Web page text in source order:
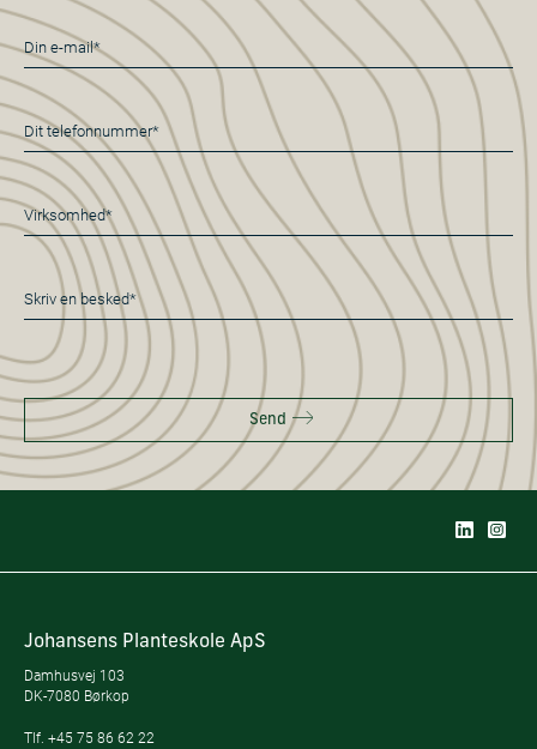
E-
mail
*
Telefon
*
Virksomhed*
*
Besked
*
Send
Johansens Planteskole ApS
Damhusvej 103
DK-7080 Børkop
Tlf. +45 75 86 62 22